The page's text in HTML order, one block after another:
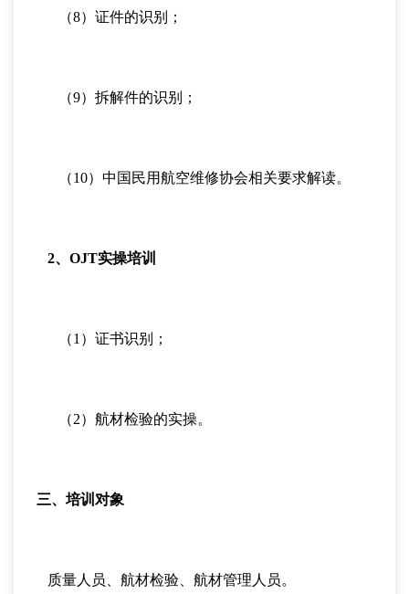
（8）证件的识别；
（9）拆解件的识别；
（10）中国民用航空维修协会相关要求解读。
2、OJT实操培训
（1）证书识别；
（2）航材检验的实操。
三、培训对象
质量人员、航材检验、航材管理人员。